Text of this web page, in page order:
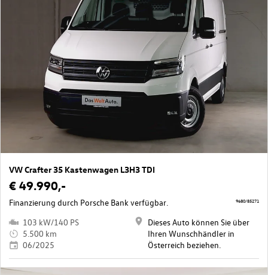
VW Crafter 35 Kastenwagen L3H3 TDI
€ 49.990,-
Finanzierung durch Porsche Bank verfügbar.
103 kW/140 PS
5.500 km
06/2025
Dieses Auto können Sie über
Ihren Wunschhändler in
Österreich beziehen.
9680/85271